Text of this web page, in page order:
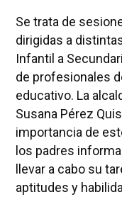
Se trata de
dirigidas a
Infantil a
de profesionales
educativo. La
Susana Pérez
importancia de
los padres
llevar a cabo su
aptitudes y